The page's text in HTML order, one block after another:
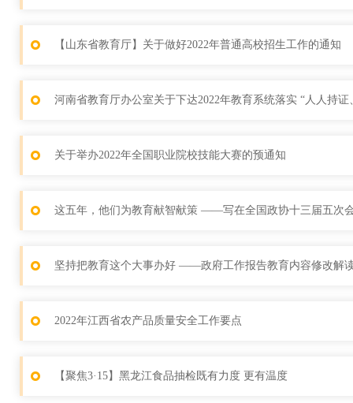
【山东省教育厅】关于做好2022年普通高校招生工作的通知
河南省教育厅办公室关于下达2022年教育系统落实 “人人持
关于举办2022年全国职业院校技能大赛的预通知
这五年，他们为教育献智献策 ——写在全国政协十三届五次
坚持把教育这个大事办好 ——政府工作报告教育内容修改解
2022年江西省农产品质量安全工作要点
【聚焦3·15】黑龙江食品抽检既有力度 更有温度